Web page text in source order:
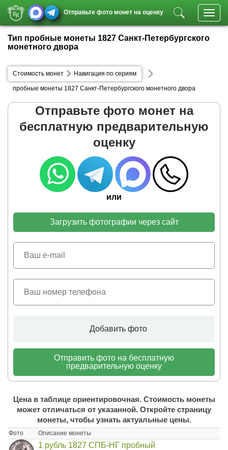
Отправьте фото монет на оценку
Тип пробные монеты 1827 Санкт-Петербургского
монетного двора
Стоимость монет Навигация по сериям
пробные монеты 1827 Санкт-Петербургского монетного двора
Отправьте фото монет на
бесплатную предварительную
оценку
или
Загрузить фотографии через сайт
Добавить фото
Отправить фото на бесплатную
предварительную оценку
Цена в таблице ориентировочная. Стоимость монеты
может отличаться от указанной. Откройте страницу
монеты, чтобы узнать актуальные цены.
Фото Описание монеты
1 рубль 1827 СПБ-НГ пробный